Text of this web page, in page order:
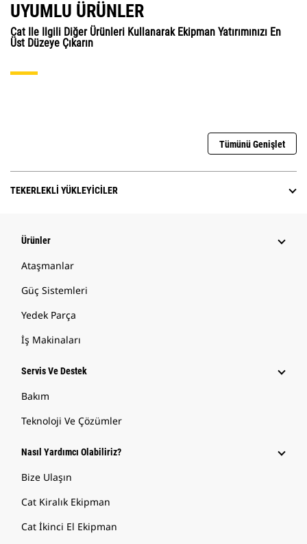
UYUMLU ÜRÜNLER
Cat Ile Ilgili Diğer Ürünleri Kullanarak Ekipman Yatırımınızı En
Üst Düzeye Çıkarın
Tümünü Genişlet
TEKERLEKLI YÜKLEYICILER
Ürünler
Ataşmanlar
Güç Sistemleri
Yedek Parça
İş Makinaları
Servis Ve Destek
Bakım
Teknoloji Ve Çözümler
Nasıl Yardımcı Olabiliriz?
Bize Ulaşın
Cat Kiralık Ekipman
Cat İkinci El Ekipman